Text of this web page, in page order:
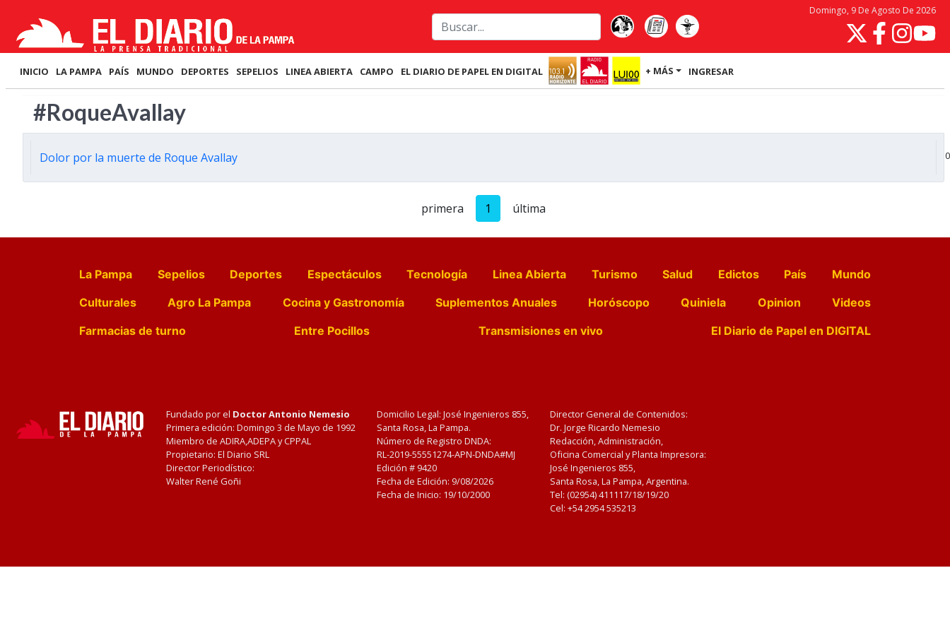
Domingo, 9 De Agosto De 2026
INICIO LA PAMPA PAÍS MUNDO DEPORTES SEPELIOS LINEA ABIERTA CAMPO EL DIARIO DE PAPEL EN DIGITAL + MÁS INGRESAR
#RoqueAvallay
Dolor por la muerte de Roque Avallay
primera 1 última
La Pampa Sepelios Deportes Espectáculos Tecnología Linea Abierta Turismo Salud Edictos País
Mundo
Culturales
Agro La Pampa Cocina y Gastronomía Suplementos Anuales Horóscopo Quiniela Opinion
Videos
Farmacias de turno
Entre Pocillos Transmisiones en vivo El Diario de Papel en DIGITAL
Fundado por el Doctor Antonio Nemesio
Primera edición: Domingo 3 de Mayo de 1992
Miembro de ADIRA,ADEPA y CPPAL
Propietario: El Diario SRL
Director Periodístico:
Walter René Goñi
Domicilio Legal: José Ingenieros 855,
Santa Rosa, La Pampa.
Número de Registro DNDA:
RL-2019-55551274-APN-DNDA#MJ
Edición # 9420
Fecha de Edición: 9/08/2026
Fecha de Inicio: 19/10/2000
Director General de Contenidos:
Dr. Jorge Ricardo Nemesio
Redacción, Administración,
Oficina Comercial y Planta Impresora:
José Ingenieros 855,
Santa Rosa, La Pampa, Argentina.
Tel: (02954) 411117/18/19/20
Cel: +54 2954 535213